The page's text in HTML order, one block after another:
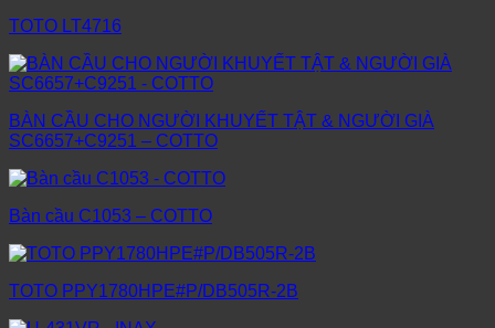
TOTO LT4716
BÀN CẦU CHO NGƯỜI KHUYẾT TẬT & NGƯỜI GIÀ
SC6657+C9251 – COTTO
Bàn cầu C1053 – COTTO
TOTO PPY1780HPE#P/DB505R-2B